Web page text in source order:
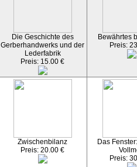
Die Geschichte des
Gerberhandwerks und der
Lederfabrik
Preis: 15.00 €
Bewährtes
Preis:
Zwischenbilanz
Preis: 20.00 €
Das
Preis: